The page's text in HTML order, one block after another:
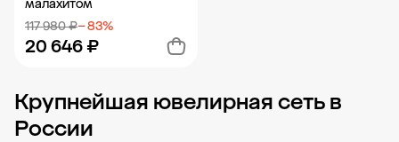
малахитом
117 980 ₽− 83%
20 646 ₽
Добавить в корзину
Крупнейшая ювелирная сеть в
России